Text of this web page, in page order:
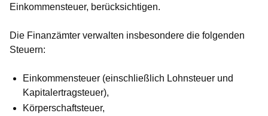
Einkommensteuer, berücksichtigen.
Die Finanzämter verwalten insbesondere die folgenden
Steuern:
Einkommensteuer (einschließlich Lohnsteuer und
Kapitalertragsteuer),
Körperschaftsteuer,